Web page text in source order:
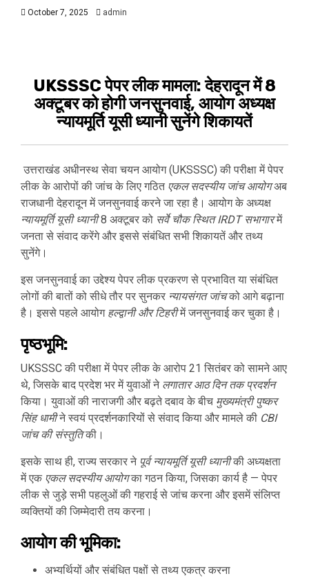
October 7, 2025 admin
UKSSSC पेपर लीक मामला: देहरादून में 8
अक्टूबर को होगी जनसुनवाई, आयोग अध्यक्ष
न्यायमूर्ति यूसी ध्यानी सुनेंगे शिकायतें
उत्तराखंड अधीनस्थ सेवा चयन आयोग (UKSSSC) की परीक्षा में पेपर
लीक के आरोपों की जांच के लिए गठित एकल सदस्यीय जांच आयोगअब
राजधानी देहरादून में जनसुनवाई करने जा रहा है। आयोग के अध्यक्ष
न्यायमूर्ति यूसी ध्यानी8 अक्टूबर को सर्वे चौक स्थित IRDT सभागारमें
जनता से संवाद करेंगे और इससे संबंधित सभी शिकायतें और तथ्य
सुनेंगे।
इस जनसुनवाई का उद्देश्य पेपर लीक प्रकरण से प्रभावित या संबंधित
लोगों की बातों को सीधे तौर पर सुनकर न्यायसंगत जांचको आगे बढ़ाना
है। इससे पहले आयोग हल्द्वानी और टिहरीमें जनसुनवाई कर चुका है।
पृष्ठभूमि:
UKSSSC की परीक्षा में पेपर लीक के आरोप 21 सितंबर को सामने आए
थे, जिसके बाद प्रदेश भर में युवाओं ने लगातार आठ दिन तक प्रदर्शन
किया। युवाओं की नाराजगी और बढ़ते दबाव के बीच मुख्यमंत्री पुष्कर
सिंह धामीने स्वयं प्रदर्शनकारियों से संवाद किया और मामले की CBI
जांच की संस्तुतिकी।
इसके साथ ही, राज्य सरकार ने पूर्व न्यायमूर्ति यूसी ध्यानीकी अध्यक्षता
में एक एकल सदस्यीय आयोगका गठन किया, जिसका कार्य है — पेपर
लीक से जुड़े सभी पहलुओं की गहराई से जांच करना और इसमें संलिप्त
व्यक्तियों की जिम्मेदारी तय करना।
आयोग की भूमिका:
अभ्यर्थियों और संबंधित पक्षों से तथ्य एकत्र करना